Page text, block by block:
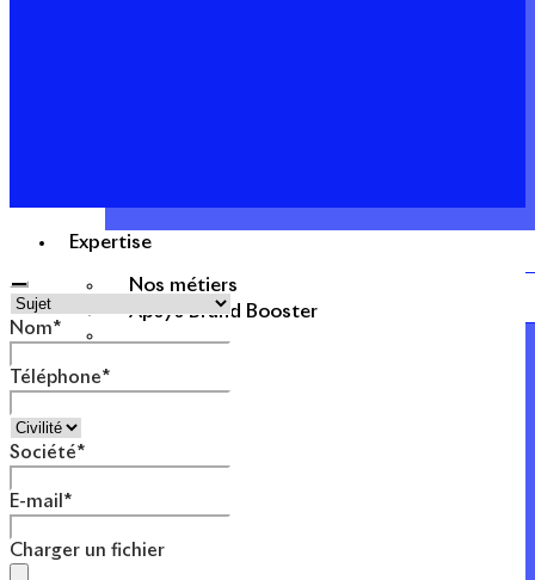
Expertise
Nos métiers
Apsys Brand Booster
Company
Name
Nom*
Téléphone*
Société*
E-mail *
Charger un fichier